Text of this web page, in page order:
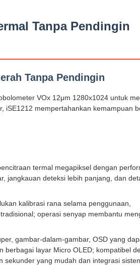
Tanpa Pendingin
Tanpa Pendingin
VOx 12μm 1280x1024 untuk
iSE1212 mempertahankan kemampuan
termal megapiksel dengan
jangkauan deteksi lebih panjang, dan
kalibrasi rana selama penggunaan,
operasi senyap membantu
gambar-dalam-gambar, OSD yang
berbagai layar Micro OLED; kompatibel
yang mudah dan integrasi